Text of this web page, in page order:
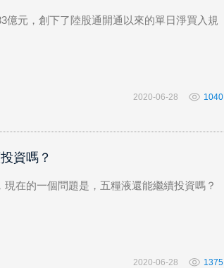
億元，創下了陸股通開通以來的單日淨買入規
1040
2020-06-28
資嗎？
在的一個問題是，五糧液還能繼續投資嗎？
1375
2020-06-28